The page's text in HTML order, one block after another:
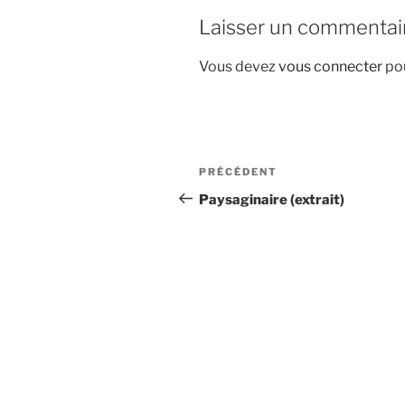
Laisser un
Vous devez vous connecter
Navigation
de
Article
précédent
PRÉCÉDENT
Paysaginaire (extrait)